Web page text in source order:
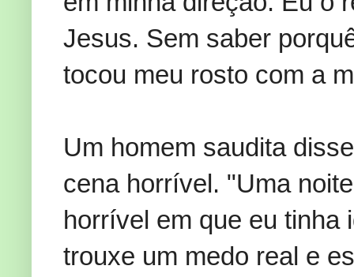
Jesus. Sem saber
tocou meu rosto com a
Um homem saudita
cena horrível. "Uma
horrível em que eu tinha
trouxe um medo real e